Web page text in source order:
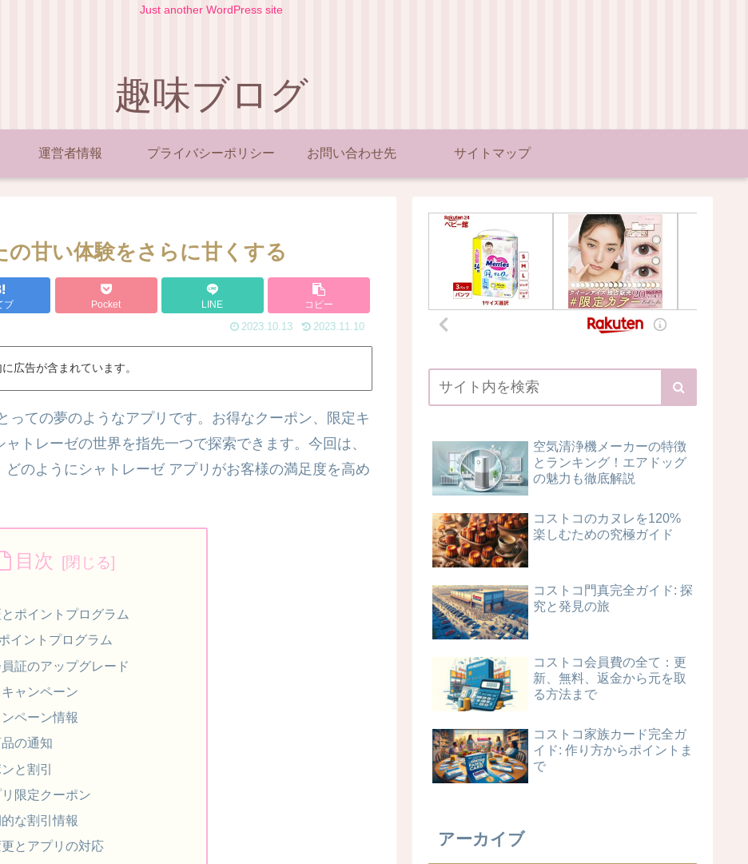
Just another WordPress site
趣味ブログ
運営者情報 プライバシーポリシー お問い合わせ先 サイトマップ
甘い体験をさらに甘くする
ブ Pocket LINE コピー
2023.10.13 2023.11.10
広告が含まれています。
っての夢のようなアプリです。お得なクーポン、限定キ
トレーゼの世界を指先一つで探索できます。今回は、
のようにシャトレーゼ アプリがお客様の満足度を高め
目次
ポイントプログラム
イントプログラム
証のアップグレード
ャンペーン
ペーン情報
の通知
と割引
限定クーポン
な割引情報
とアプリの対応
空気清浄機メーカーの特徴
とランキング！エアドッグ
の魅力も徹底解説
コストコのカヌレを120%
楽しむための究極ガイド
コストコ門真完全ガイド: 探
究と発見の旅
コストコ会員費の全て：更
新、無料、返金から元を取
る方法まで
コストコ家族カード完全ガ
イド: 作り方からポイントま
で
アーカイブ